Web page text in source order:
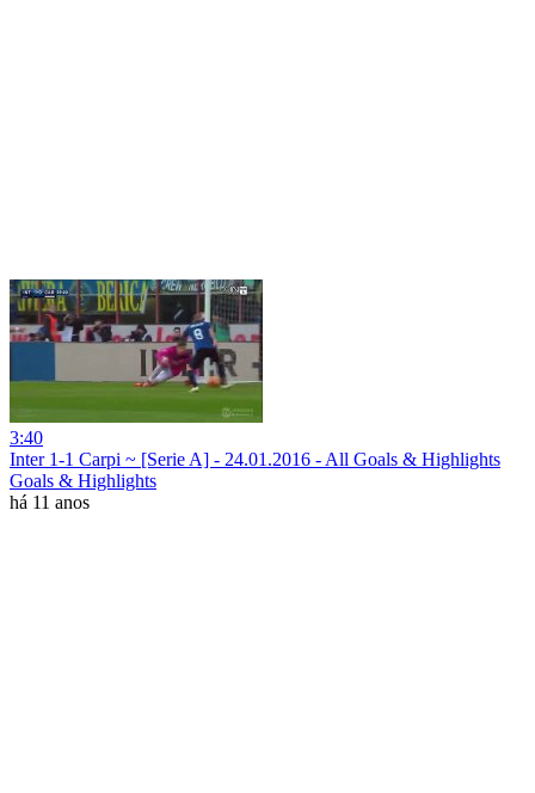
3:40
Inter 1-1 Carpi ~ [Serie A] - 24.01.2016 - All Goals & Highlights
Goals & Highlights
há 11 anos